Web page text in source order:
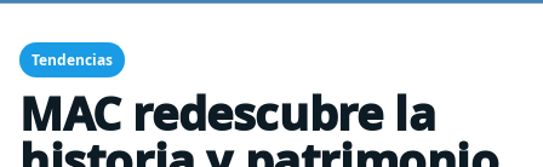
Tendencias
MAC redescubre la